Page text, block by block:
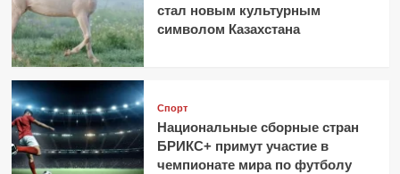
стал новым культурным
символом Казахстана
Спорт
Национальные сборные стран
БРИКС+ примут участие в
чемпионате мира по футболу